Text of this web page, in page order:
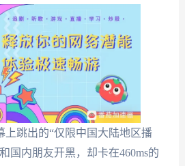
上跳出的“仅限中国大陆地区播
国内朋友开黑，却卡在460ms的